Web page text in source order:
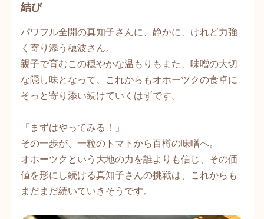
結び
パワフル全開の真知子さんに、静かに、けれど力強
く寄り添う穂波さん。
親子で育むこの穏やかな温もりもまた、味噌の大切
な隠し味となって、これからもオホーツクの食卓に
そっと寄り添い続けていくはずです。
「まずはやってみる！」
その一歩が、一粒のトマトから百樽の味噌へ。
オホーツクという大地の力を誰よりも信じ、その価
値を形にし続ける真知子さんの挑戦は、これからも
まだまだ続いていきそうです。